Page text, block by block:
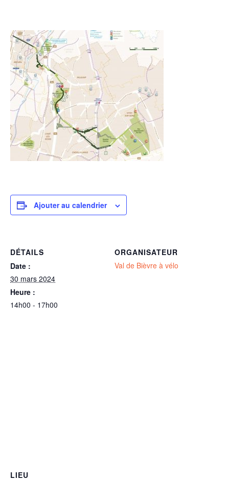
Ajouter au calendrier
DÉTAILS
Date :
30 mars 2024
Heure :
14h00 - 17h00
ORGANISATEUR
Val de Bièvre à vélo
LIEU